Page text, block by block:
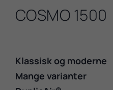
COSMO 1500
Klassisk og moderne
Mange varianter